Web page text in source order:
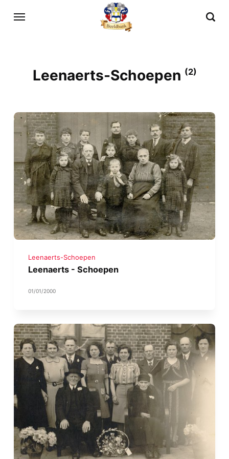
Leenaerts-Schoepen (2)
Leenaerts-Schoepen
Leenaerts - Schoepen
01/01/2000